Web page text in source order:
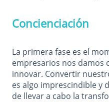
Concienciación
La primera fase es el
empresarios nos damos
innovar. Convertir
es algo imprescindible y
de llevar a cabo la